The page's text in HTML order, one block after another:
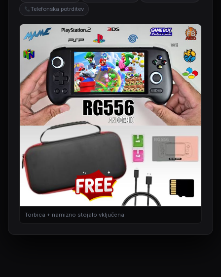
Telefonska potrditev
Torbica + namizno stojalo vključena